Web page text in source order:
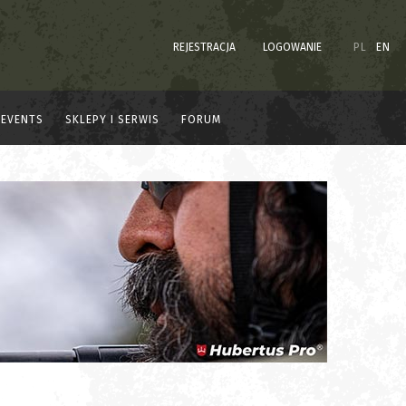
REJESTRACJA LOGOWANIE PL EN
EVENTS SKLEPY I SERWIS FORUM